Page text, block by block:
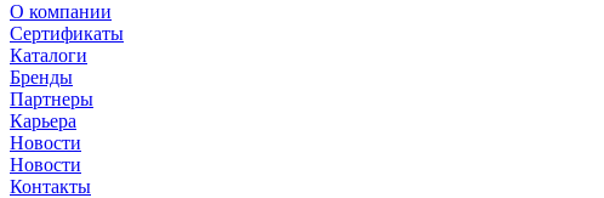
О компании
Сертификаты
Каталоги
Бренды
Партнеры
Карьера
Новости
Новости
Контакты